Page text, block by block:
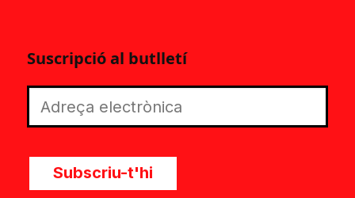
Suscripció al butlletí
Subscriu-t'hi